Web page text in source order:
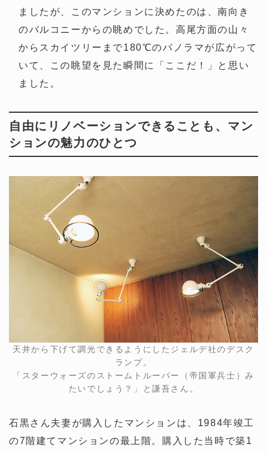
ましたが、このマンションに決めたのは、南向き
のバルコニーからの眺めでした。高尾方面の山々
からスカイツリーまで180℃のパノラマが広がって
いて、この眺望を見た瞬間に「ここだ！」と思い
ました。
自由にリノベーションできることも、マン
ションの魅力のひとつ
天井から下げて調光できるようにしたジェルデ社のデスク
ランプ。
「スターウォーズのストームトルーパー（帝国軍兵士）み
たいでしょう？」と謙吾さん。
石黒さん夫妻が購入したマンションは、1984年竣工
の7階建てマンションの最上階。購入した当時で築1